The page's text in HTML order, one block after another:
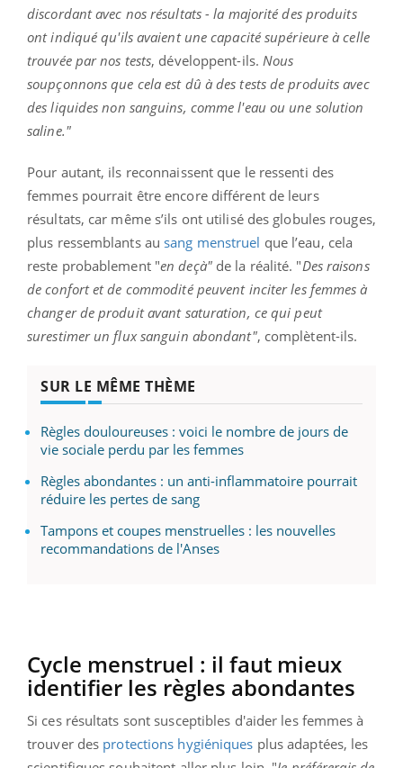
discordant avec nos résultats - la majorité des produits
ont indiqué qu'ils avaient une capacité supérieure à celle
trouvée par nos tests, développent-ils. Nous
soupçonnons que cela est dû à des tests de produits avec
des liquides non sanguins, comme l'eau ou une solution
saline."
Pour autant, ils reconnaissent que le ressenti des
femmes pourrait être encore différent de leurs
résultats, car même s’ils ont utilisé des globules rouges,
plus ressemblants au sang menstruel que l’eau, cela
reste probablement "en deçà"de la réalité. "Des raisons
de confort et de commodité peuvent inciter les femmes à
changer de produit avant saturation, ce qui peut
surestimer un flux sanguin abondant", complètent-ils.
SUR LE MÊME THÈME
Règles douloureuses : voici le nombre de jours de
vie sociale perdu par les femmes
Règles abondantes : un anti-inflammatoire pourrait
réduire les pertes de sang
Tampons et coupes menstruelles : les nouvelles
recommandations de l'Anses
Cycle menstruel : il faut mieux
identifier les règles abondantes
Si ces résultats sont susceptibles d'aider les femmes à
trouver des protections hygiéniques plus adaptées, les